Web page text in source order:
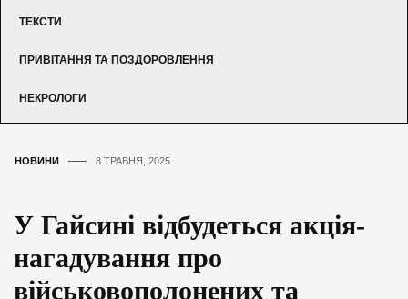
ТЕКСТИ
ПРИВІТАННЯ ТА ПОЗДОРОВЛЕННЯ
НЕКРОЛОГИ
НОВИНИ 8 ТРАВНЯ, 2025
У Гайсині відбудеться акція-
нагадування про
військовополонених та